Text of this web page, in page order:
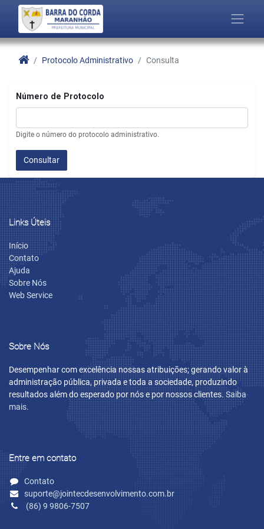
Protocolo Administrativo Consulta
Número de Protocolo
Digite o número do protocolo administrativo.
Consultar
Links Úteis
Início
Contato
Ajuda
Sobre Nós
Web Service
Sobre Nós
Desempenhar com excelência nossas atribuições; gerando valor à
administração pública, privada e toda a sociedade, produzindo
resultados além do esperado por nós e por nossos clientes.Saiba
mais.
Entre em contato
Contato
suporte@jointecdesenvolvimento.com.br
(86) 9 9806-7507